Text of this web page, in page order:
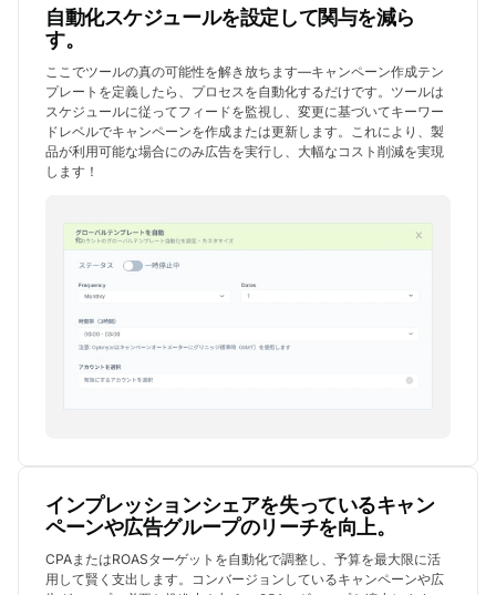
自動化スケジュールを設定して関与を減ら
す。
ここでツールの真の可能性を解き放ちます—キャンペーン作成テン
プレートを定義したら、プロセスを自動化するだけです。ツールは
スケジュールに従ってフィードを監視し、変更に基づいてキーワー
ドレベルでキャンペーンを作成または更新します。これにより、製
品が利用可能な場合にのみ広告を実行し、大幅なコスト削減を実現
します！
インプレッションシェアを失っているキャン
ペーンや広告グループのリーチを向上。
CPAまたはROASターゲットを自動化で調整し、予算を最大限に活
用して賢く支出します。コンバージョンしているキャンペーンや広